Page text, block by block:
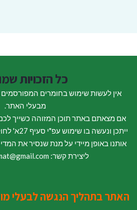
כל הזכויות
אין לעשות שימוש בחומרים
מבעלי האתר.
אם מצאתם באתר תוכן המזוהה כשייך לכם
ייתכן
אותנו באופן מיידי על מנת שנסיר את
ליצירת קשר: Avihai.Zoomat@gmail.com
האתר בתהליך הנגשה לבעלי